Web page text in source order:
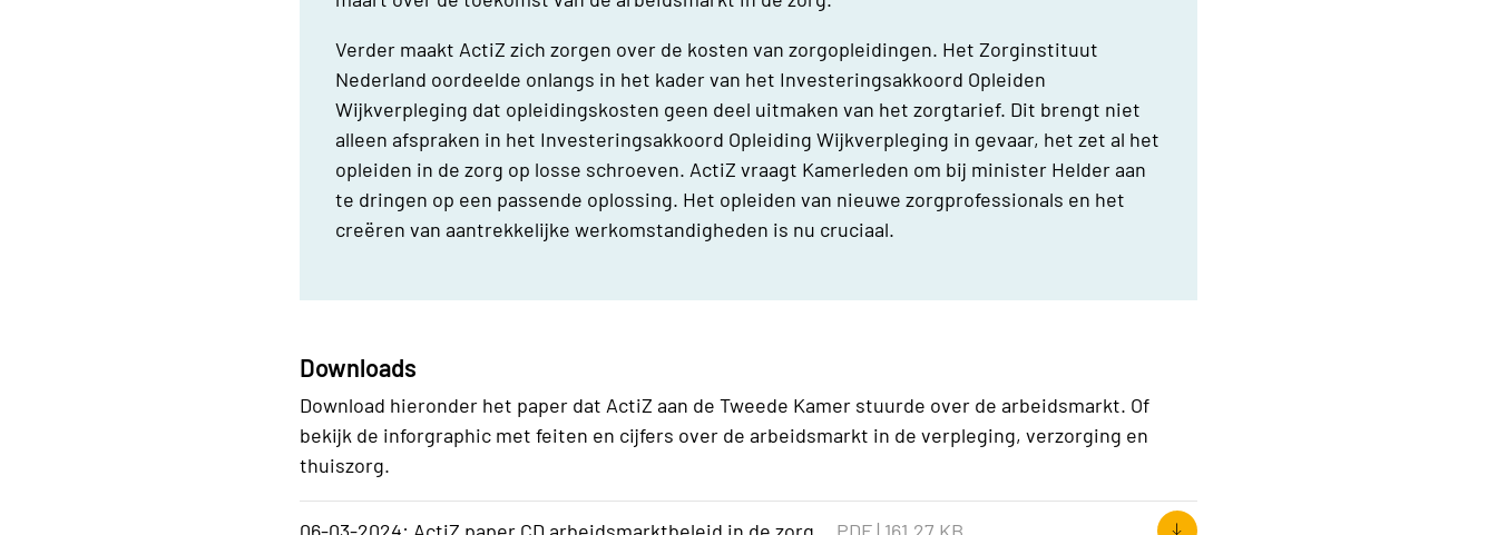
Verder maakt ActiZ zich zorgen over de kosten van zorgopleidingen. Het Zorginstituut
Nederland oordeelde onlangs in het kader van het Investeringsakkoord Opleiden
Wijkverpleging dat opleidingskosten geen deel uitmaken van het zorgtarief. Dit brengt niet
alleen afspraken in het Investeringsakkoord Opleiding Wijkverpleging in gevaar, het zet al het
opleiden in de zorg op losse schroeven. ActiZ vraagt Kamerleden om bij minister Helder aan
te dringen op een passende oplossing. Het opleiden van nieuwe zorgprofessionals en het
creëren van aantrekkelijke werkomstandigheden is nu cruciaal.
Downloads
Download hieronder het paper dat ActiZ aan de Tweede Kamer stuurde over de arbeidsmarkt. Of
bekijk de inforgraphic met feiten en cijfers over de arbeidsmarkt in de verpleging, verzorging en
thuiszorg.